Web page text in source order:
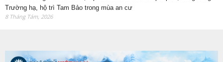
Trường hạ, hộ trì Tam Bảo trong mùa an cư
8 Tháng Tám, 2026